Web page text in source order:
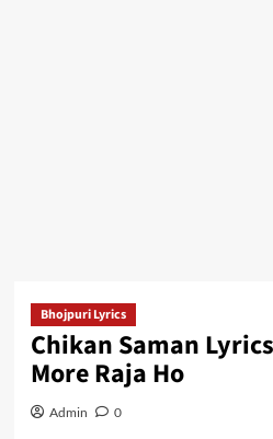
Bhojpuri Lyrics
Chikan Saman
More Raja Ho
Admin 0